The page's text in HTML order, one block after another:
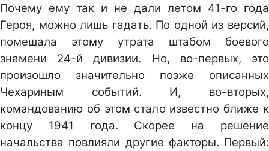
Почему ему так и не дали летом 41-го года
Героя, можно лишь гадать. По одной из версий,
помешала этому утрата штабом боевого
знамени 24-й дивизии. Но, во-первых, это
произошло значительно позже описанных
Чехариным событий. И, во-вторых,
командованию об этом стало известно ближе к
концу 1941 года. Скорее на решение
начальства повлияли другие факторы. Первый: